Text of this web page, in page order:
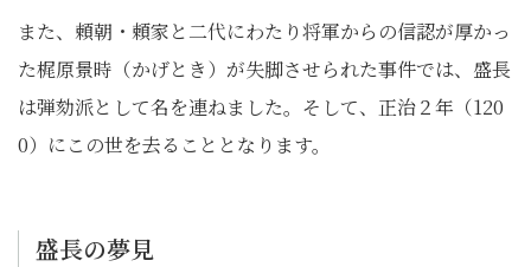
また、頼朝・頼家と二代にわたり将軍からの信認が厚かっ
た梶原景時（かげとき）が失脚させられた事件では、盛長
は弾劾派として名を連ねました。そして、正治２年（120
0）にこの世を去ることとなります。
盛長の夢見